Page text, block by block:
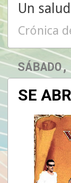
Un
Crónica
SE